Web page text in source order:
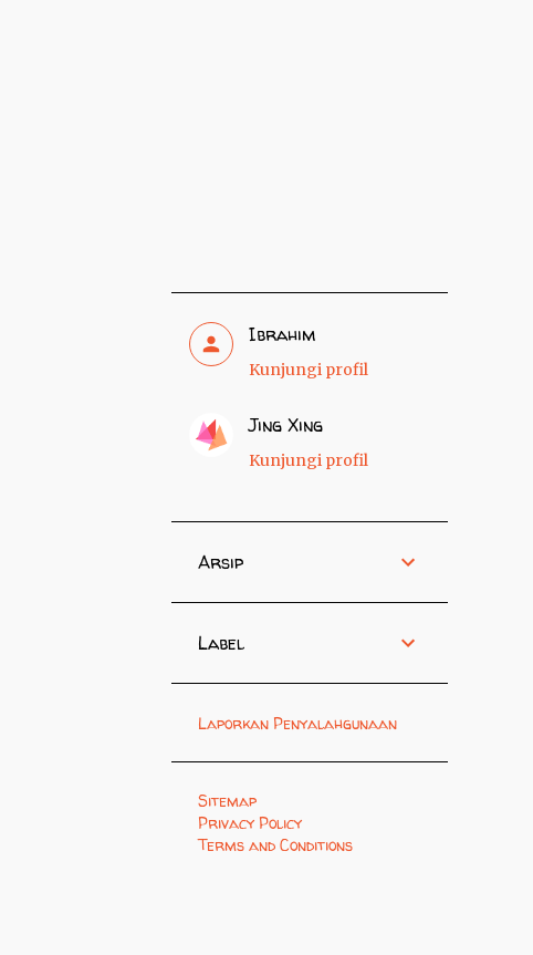
Ibrahim
Kunjungi profil
Jing Xing
Kunjungi profil
Arsip
Label
Laporkan Penyalahgunaan
Sitemap
Privacy Policy
Terms and Conditions